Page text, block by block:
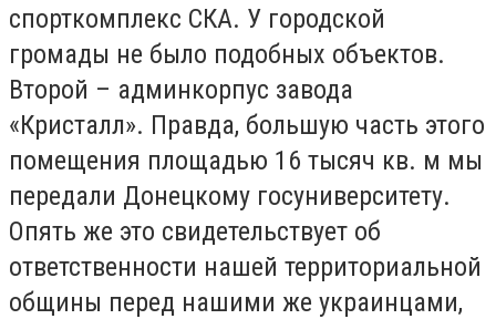
спорткомплекс СКА. У городской
громады не было подобных объектов.
Второй – админкорпус завода
«Кристалл». Правда, большую часть этого
помещения площадью 16 тысяч кв. м мы
передали Донецкому госуниверситету.
Опять же это свидетельствует об
ответственности нашей территориальной
общины перед нашими же украинцами,